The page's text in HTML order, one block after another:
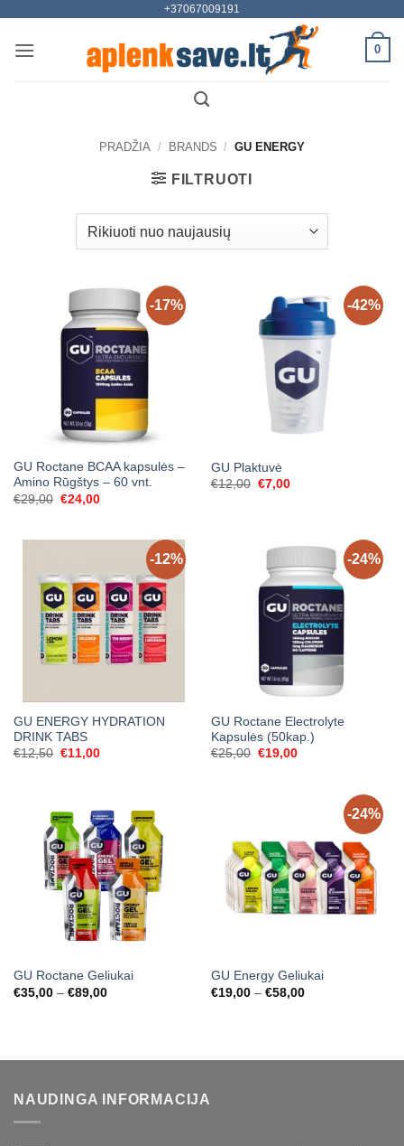
content
+37067009191
0
PRADŽIA / BRANDS / GU ENERGY
FILTRUOTI
-17%
GU Roctane BCAA kapsulės –
Amino Rūgštys – 60 vnt.
€29,00 Original
price
€24,00Current
-42%
GU Plaktuvė
€12,00 Original
€7,00Current
-12%
GU ENERGY HYDRATION
DRINK TABS
€12,50 Original
€11,00Current
-24%
GU Roctane Electrolyte
Kapsulės (50kap.)
€25,00 Original
€19,00Current
GU Roctane Geliukai
€35,00 – €89,00Price
-24%
GU Energy Geliukai
€19,00 – €58,00Price
NAUDINGA INFORMACIJA